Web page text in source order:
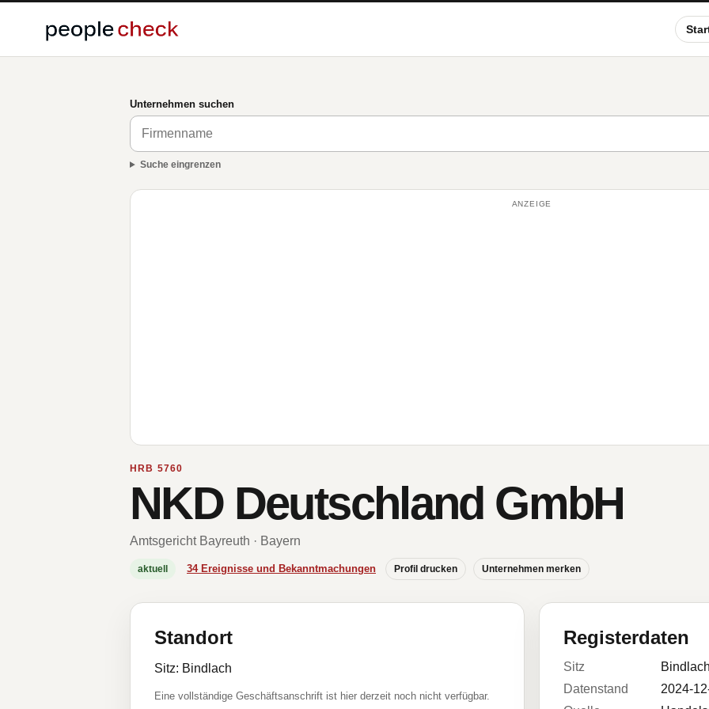
Unternehmen suchen
Suche eingrenzen
ANZEIGE
HRB 5760
NKD Deutschland GmbH
Amtsgericht Bayreuth · Bayern
aktuell 34 Ereignisse und Bekanntmachungen Profil drucken Unternehmen merken
Standort
Sitz: Bindlach
Eine vollständige Geschäftsanschrift ist hier derzeit noch nicht verfügbar.
Registerdaten
Sitz
Bindlach
Datenstand
2024-